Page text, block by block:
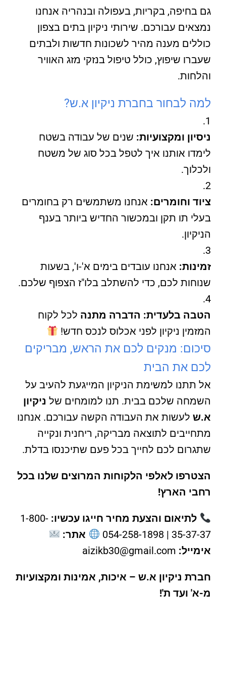
גם בחיפה, בקריות, בעפולה ובנהריה אנחנו
נמצאים עבורכם. שירותי ניקיון בתים בצפון
כוללים מענה מהיר לשכונות חדשות ולבתים
שעברו שיפוץ, כולל טיפול בנזקי מזג האוויר
והלחות.
למה לבחור בחברת ניקיון א.ש?
ניסיון ומקצועיות: שנים של עבודה בשטח
לימדו אותנו איך לטפל בכל סוג של משטח
ולכלוך.
ציוד וחומרים: אנחנו משתמשים רק בחומרים
בעלי תו תקן ובמכשור החדיש ביותר בענף
הניקיון.
זמינות: אנחנו עובדים בימים א'-ו', בשעות
שנוחות לכם, כדי להשתלב בלו"ז הצפוף שלכם.
הטבה בלעדית: הדברה מתנה לכל לקוח
המזמין ניקיון לפני אכלוס לנכס חדש!
סיכום: מנקים לכם את הראש, מבריקים
לכם את הבית
אל תתנו למשימת הניקיון המייגעת להעיב על
השמחה שלכם בבית. תנו למומחים של ניקיון
א.ש לעשות את העבודה הקשה עבורכם. אנחנו
מתחייבים לתוצאה מבריקה, ריחנית ונקייה
שתגרום לכם לחייך בכל פעם שתיכנסו בדלת.
הצטרפו לאלפי הלקוחות המרוצים שלנו בכל
רחבי הארץ!
לתיאום והצעת מחיר חייגו עכשיו: 1-800-
35-37-37 | 054-258-1898
אתר:
אימייל:
חברת ניקיון א.ש – איכות, אמינות ומקצועיות
מ-א' ועד ת'!